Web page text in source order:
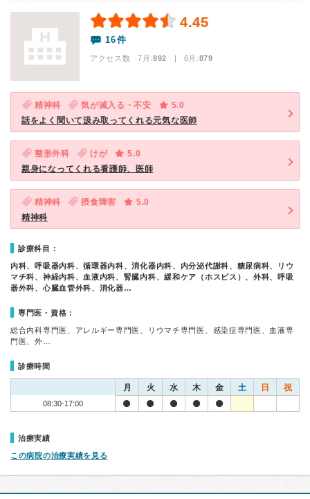
4.45
16件
アクセス数 7月:892 | 6月:879
精神科 気が滅入る・不安
5.0
話をよく聞いて汲み取ってくれる元気な医師
整形外科 けが
5.0
親身になってくれる看護師、医師
精神科 摂食障害
5.0
精神科
診療科目：
内科、呼吸器内科、循環器内科、消化器内科、内分泌代謝科、糖尿病科、リウ
マチ科、神経内科、血液内科、腎臓内科、緩和ケア（ホスピス）、外科、呼吸
器外科、心臓血管外科、消化器…
専門医・資格：
総合内科専門医、アレルギー専門医、リウマチ専門医、感染症専門医、血液専
門医、外…
診療時間
月 火 水 木 金 土 日 祝
08:30-17:00
治療実績
この病院の治療実績を見る